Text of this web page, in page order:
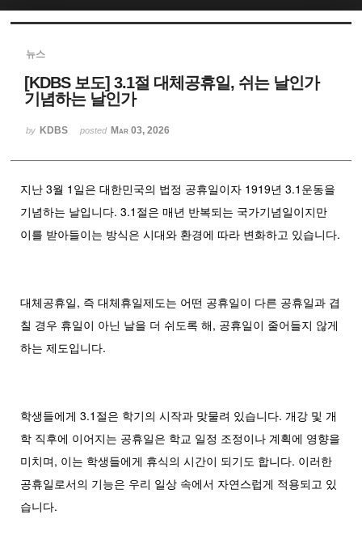
뉴스
[KDBS 보도] 3.1절 대체공휴일, 쉬는 날인가
기념하는 날인가
by KDBS posted Mar 03, 2026
지난 3월 1일은 대한민국의 법정 공휴일이자 1919년 3.1운동을
기념하는 날입니다. 3.1절은 매년 반복되는 국가기념일이지만
이를 받아들이는 방식은 시대와 환경에 따라 변화하고 있습니다.
대체공휴일, 즉 대체휴일제도는 어떤 공휴일이 다른 공휴일과 겹
칠 경우 휴일이 아닌 날을 더 쉬도록 해, 공휴일이 줄어들지 않게
하는 제도입니다.
학생들에게 3.1절은 학기의 시작과 맞물려 있습니다. 개강 및 개
학 직후에 이어지는 공휴일은 학교 일정 조정이나 계획에 영향을
미치며, 이는 학생들에게 휴식의 시간이 되기도 합니다. 이러한
공휴일로서의 기능은 우리 일상 속에서 자연스럽게 적용되고 있
습니다.
Sketchbook5, 스케치북5
Sketchbook5, 스케치북5